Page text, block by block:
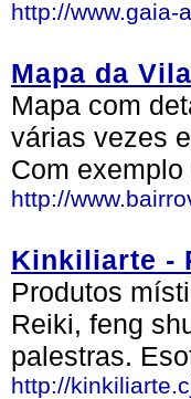
http://www.gaia-
Mapa da
Mapa com
várias vezes
Com
http://
Kinkiliarte -
Produtos
Reiki, feng
palestras.
http://